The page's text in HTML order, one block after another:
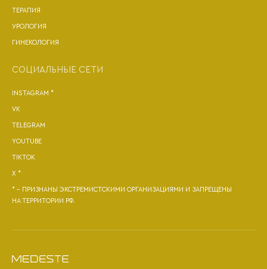
ТЕРАПИЯ
УРОЛОГИЯ
ГИНЕКОЛОГИЯ
СОЦИАЛЬНЫЕ СЕТИ
INSTAGRAM *
VK
TELEGRAM
YOUTUBE
TIKTOK
X *
* - ПРИЗНАНЫ ЭКСТРЕМИСТСКИМИ ОРГАНИЗАЦИЯМИ И ЗАПРЕЩЕНЫ
НА ТЕРРИТОРИИ РФ.